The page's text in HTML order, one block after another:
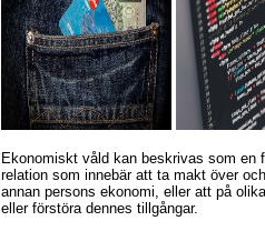
Ekonomiskt våld kan beskrivas som en
relation som innebär att ta makt över
annan persons ekonomi, eller att på
eller förstöra dennes tillgångar.